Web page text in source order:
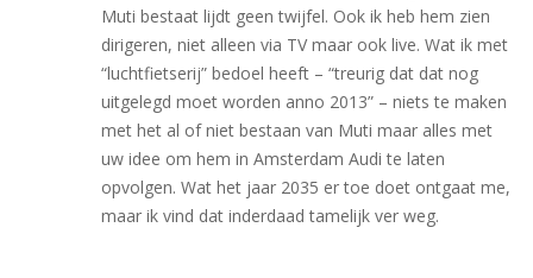
Muti bestaat lijdt geen twijfel. Ook ik heb hem zien
dirigeren, niet alleen via TV maar ook live. Wat ik met
“luchtfietserij” bedoel heeft – “treurig dat dat nog
uitgelegd moet worden anno 2013” – niets te maken
met het al of niet bestaan van Muti maar alles met
uw idee om hem in Amsterdam Audi te laten
opvolgen. Wat het jaar 2035 er toe doet ontgaat me,
maar ik vind dat inderdaad tamelijk ver weg.